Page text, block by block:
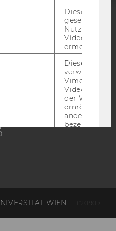
WIEN #20909
Dieses
gesetzt, um
Nutzung des
Videoplayers
ermöglichen
Dieses
verwendet,
Vimeo-
der WU-
ermöglichen
andere nicht
bezeichnete
speichert
Nutzer*in, zB.